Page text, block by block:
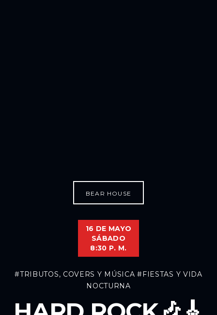
BEAR HOUSE
16 DE MAYO
SÁBADO
8:30 P. M.
#TRIBUTOS, COVERS Y MÚSICA #FIESTAS Y VIDA
NOCTURNA